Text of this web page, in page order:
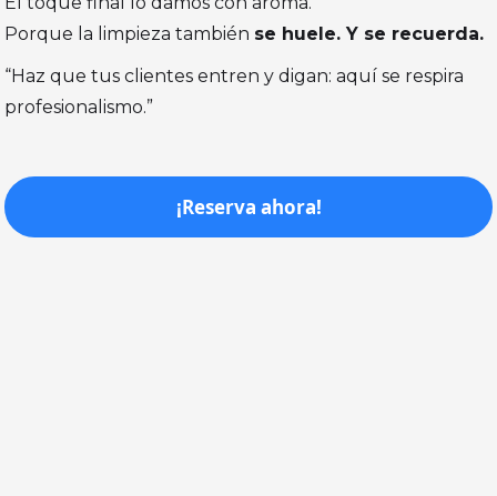
Porque la limpieza también se huele. Y se recuerda.
“Haz que tus clientes entren y digan: aquí se respira
profesionalismo.”
¡Reserva ahora!